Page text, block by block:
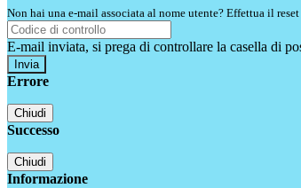
Non hai una e-mail associata al nome utente? Effettua il
E-mail inviata, si prega di controllare la casella di
Errore
Chiudi
Successo
Chiudi
Informazione